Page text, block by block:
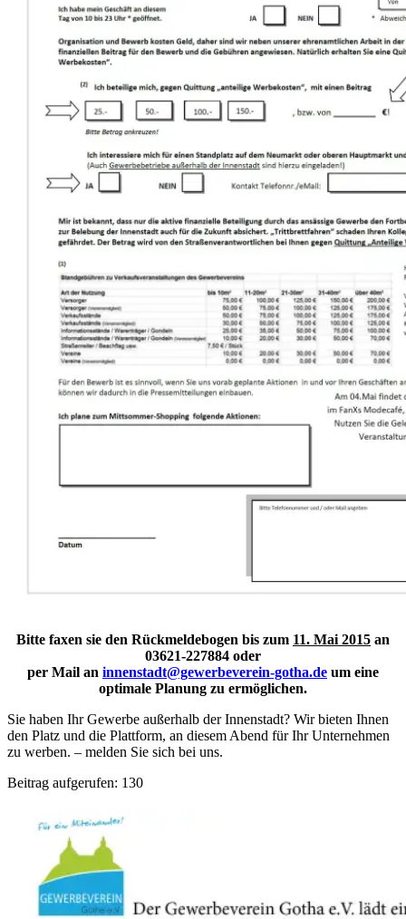
Bitte faxen sie den Rückmeldebogen bis zum 11. Mai 2015 an
03621-227884 oder
per Mail an innenstadt@gewerbeverein-gotha.de um eine
optimale Planung zu ermöglichen.
Sie haben Ihr Gewerbe außerhalb der Innenstadt? Wir bieten Ihnen
den Platz und die Plattform, an diesem Abend für Ihr Unternehmen
zu werben. – melden Sie sich bei uns.
Beitrag aufgerufen: 130